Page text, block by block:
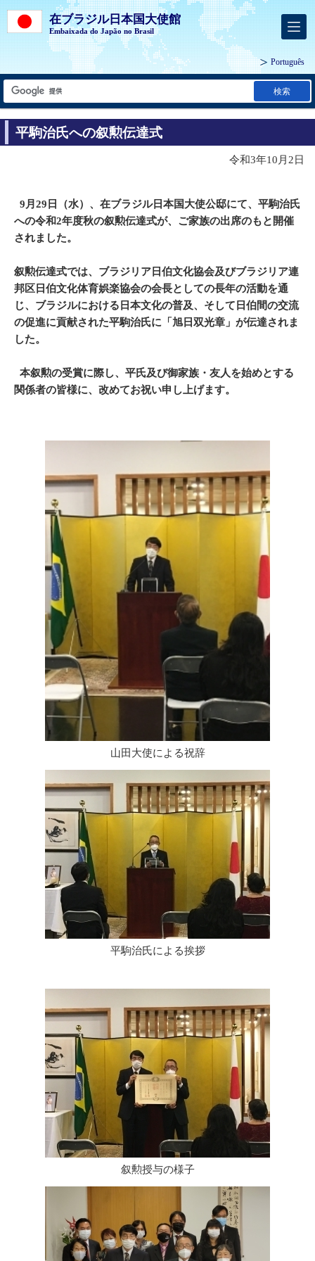
在ブラジル日本国大使館
Embaixada do Japão no Brasil
Português
検索
平駒治氏への叙勲伝達式
令和3年10月2日
9月29日（水）、在ブラジル日本国大使公邸にて、平駒治氏
への令和2年度秋の叙勲伝達式が、ご家族の出席のもと開催
されました。
叙勲伝達式では、ブラジリア日伯文化協会及びブラジリア連
邦区日伯文化体育娯楽協会の会長としての長年の活動を通
じ、ブラジルにおける日本文化の普及、そして日伯間の交流
の促進に貢献された平駒治氏に「旭日双光章」が伝達されま
した。
本叙勲の受賞に際し、平氏及び御家族・友人を始めとする
関係者の皆様に、改めてお祝い申し上げます。
山田大使による祝辞
平駒治氏による挨拶
叙勲授与の様子